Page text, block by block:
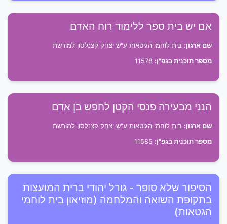
אם יש בית ספר ללימוד רוח האדם
שם ארגון: בית לוחמי הגיטאות ע"ש יצחק קצנלסון למורשת
מספר תוכנית בגפ"ן:
הנני מבעירה פנסי הקטן לחפש בן אדם
שם ארגון: בית לוחמי הגיטאות ע"ש יצחק קצנלסון למורשת
מספר תוכנית בגפ"ן:
הסיפור שלא סופר - גורל יהודי ברית המועצות
בתקופת השואה והמלחמה (מוזיאון בית לוחמי
הגטאות)